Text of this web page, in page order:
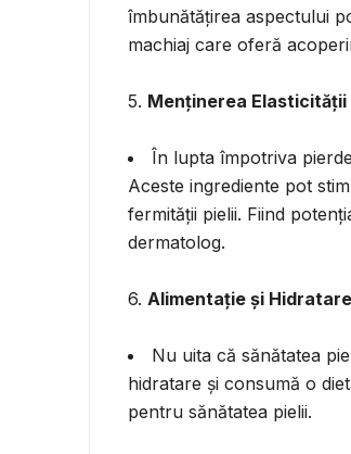
îmbunătățirea aspectului
machiaj care oferă
5. Menținerea Elasticității
În lupta împotriva
Aceste ingrediente pot
fermității pielii. Fiind
dermatolog.
6. Alimentație și
Nu uita că sănătatea
hidratare și consumă o
pentru sănătatea pielii.